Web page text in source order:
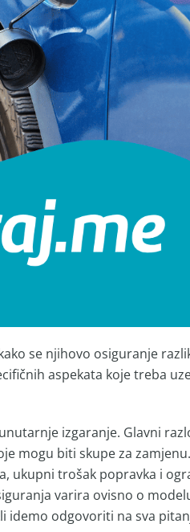
se njihovo osiguranje
aspekata koje treba
izgaranje. Glavni
mogu biti skupe za
ukupni trošak popravka i
varira ovisno o
idemo odgovoriti na sva